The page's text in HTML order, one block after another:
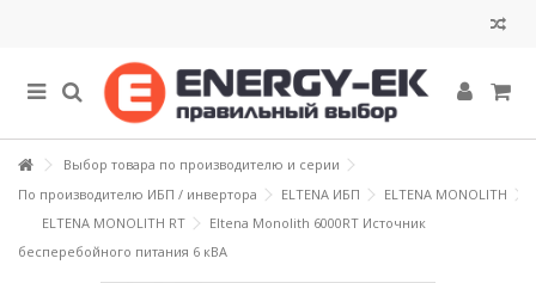
Выбор товара по производителю и серии
По производителю ИБП / инвертора
ELTENA ИБП
ELTENA MONOLITH
ELTENA MONOLITH RT
Eltena Monolith 6000RT Источник
бесперебойного питания 6 кВА